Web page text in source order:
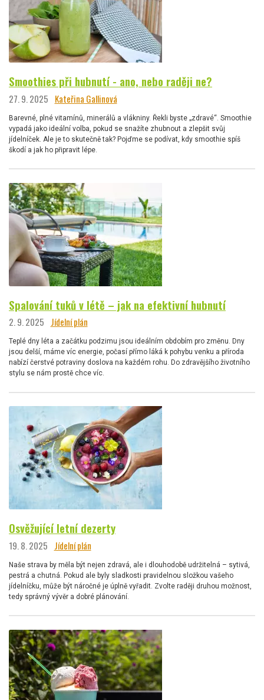
Smoothies při hubnutí - ano, nebo raději ne?
27. 9. 2025 Kateřina Gallinová
Barevné, plné vitamínů, minerálů a vlákniny. Řekli byste „zdravé“. Smoothie
vypadá jako ideální volba, pokud se snažíte zhubnout a zlepšit svůj
jídelníček. Ale je to skutečně tak? Pojďme se podívat, kdy smoothie spíš
škodí a jak ho připravit lépe.
Spalování tuků v létě – jak na efektivní hubnutí
2. 9. 2025 Jídelní plán
Teplé dny léta a začátku podzimu jsou ideálním obdobím pro změnu. Dny
jsou delší, máme víc energie, počasí přímo láká k pohybu venku a příroda
nabízí čerstvé potraviny doslova na každém rohu. Do zdravějšího životního
stylu se nám prostě chce víc.
Osvěžující letní dezerty
19. 8. 2025 Jídelní plán
Naše strava by měla být nejen zdravá, ale i dlouhodobě udržitelná – sytivá,
pestrá a chutná. Pokud ale byly sladkosti pravidelnou složkou vašeho
jídelníčku, může být náročné je úplně vyřadit. Zvolte raději druhou možnost,
tedy správný vývěr a dobré plánování.